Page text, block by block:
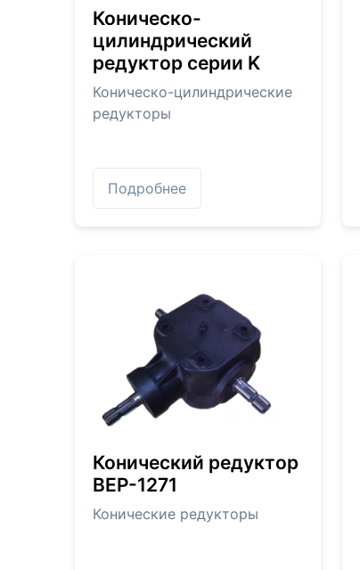
Коническо-
цилиндрический
редуктор серии K
Коническо-цилиндрические
редукторы
Подробнее
Конический редуктор
BEP-1271
Конические редукторы